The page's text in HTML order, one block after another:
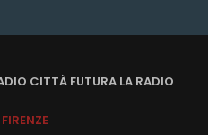
CITTÀ FUTURA LA RADIO